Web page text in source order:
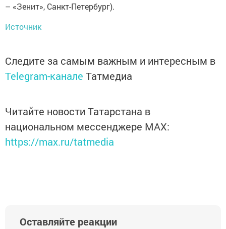
– «Зенит», Санкт-Петербург).
Источник
Следите за самым важным и интересным в
Telegram-канале Татмедиа
Читайте новости Татарстана в
национальном мессенджере MАХ:
https://max.ru/tatmedia
Оставляйте реакции